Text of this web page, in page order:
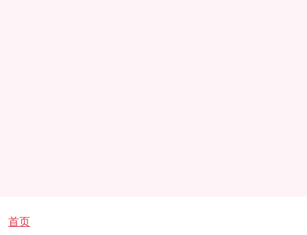
面包屑
首页